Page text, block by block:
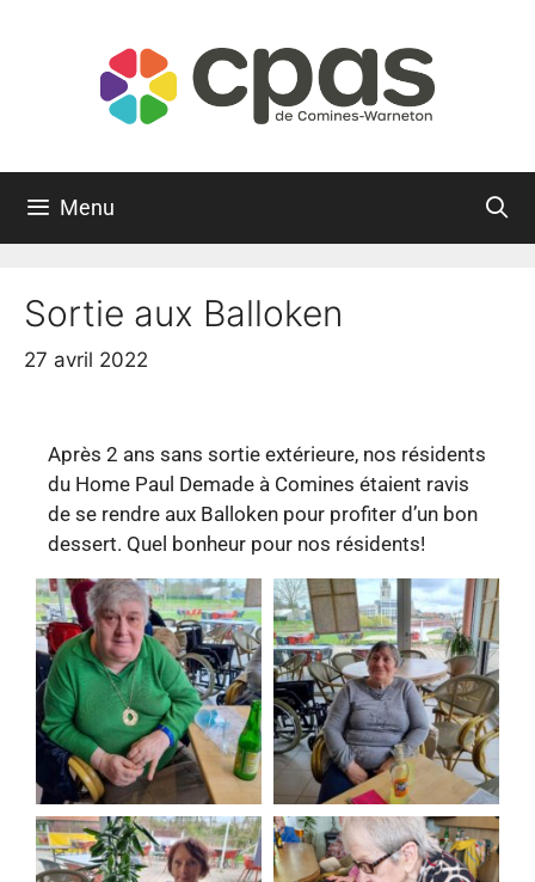
Menu
Sortie aux Balloken
27 avril 2022
Après 2 ans sans sortie extérieure, nos résidents
du Home Paul Demade à Comines étaient ravis
de se rendre aux Balloken pour profiter d’un bon
dessert. Quel bonheur pour nos résidents!